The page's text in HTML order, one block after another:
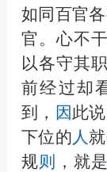
如同百官
官。心不
以各守其
前经过却
到，
因 此
下位的 人
规则 ，就是